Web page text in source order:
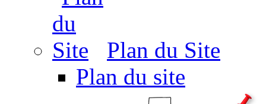
Plan du Site
Plan du site